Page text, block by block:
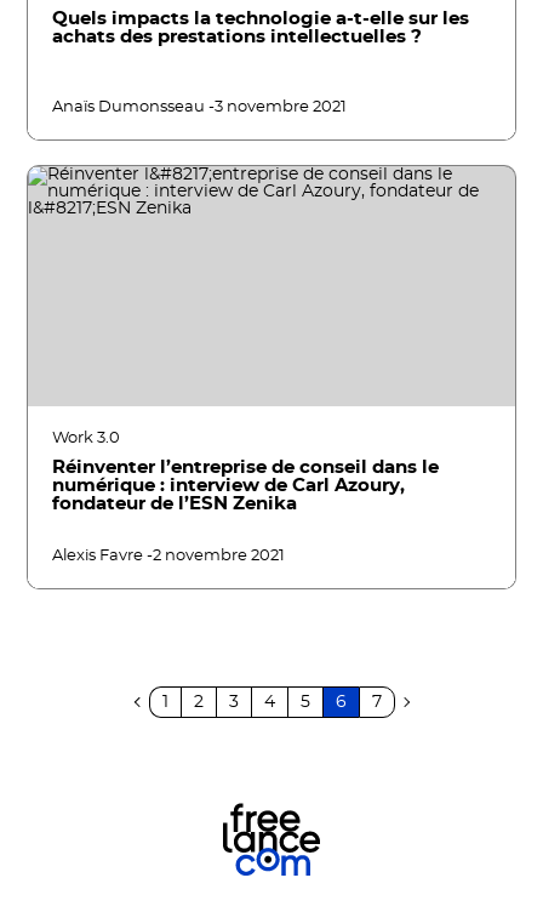
Quels impacts la technologie a-t-elle sur les
achats des prestations intellectuelles ?
Anaïs Dumonsseau -3 novembre 2021
Work 3.0
Réinventer l’entreprise de conseil dans le
numérique : interview de Carl Azoury,
fondateur de l’ESN Zenika
Alexis Favre -2 novembre 2021
2 3 4 5 6 7